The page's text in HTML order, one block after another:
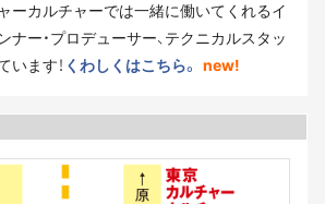
ーカルチャーでは一緒に働いてくれるイ
ナー・プロデューサー、テクニカルスタッ
います！ くわしくはこちら。 new!